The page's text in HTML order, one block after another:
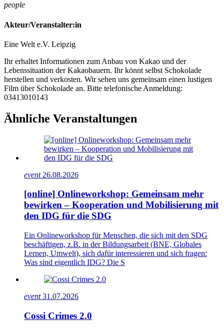
people
Akteur/Veranstalter:in
Eine Welt e.V. Leipzig
Ihr erhaltet Informationen zum Anbau von Kakao und der
Lebenssituation der Kakaobauern. Ihr könnt selbst Schokolade
herstellen und verkosten. Wir sehen uns gemeinsam einen lustigen
Film über Schokolade an. Bitte telefonische Anmeldung:
03413010143
Ähnliche Veranstaltungen
event 26.08.2026
[online] Onlineworkshop: Gemeinsam mehr
bewirken – Kooperation und Mobilisierung mit
den IDG für die SDG
Ein Onlineworkshop für Menschen, die sich mit den SDG
beschäftigen, z.B. in der Bildungsarbeit (BNE, Globales
Lernen, Umwelt), sich dafür interessieren und sich fragen:
Was sind eigentlich IDG? Die S
event 31.07.2026
Cossi Crimes 2.0